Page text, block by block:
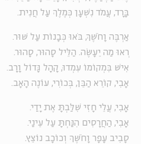
בָּרָד, עֲמֹד נִשְׁעָן כְּמֶלֶךְ עַל חֲנִית.
אַרְבֶּה וָחֹשֶׁךְ, בֹּאוּ כְּבָנוֹת עַל שׁוּר.
רְאוּ מַה יֵעָשֶׂה. הַלֵּיל סָהוּר, סָהוּר.
אִישׁ בִּמְקוֹמוֹ עִמְדוּ, קָהָל גָּדוֹל וָרָב.
אָבִי, קוֹרֵא הַבֵּן, בְּכוֹרִי, עוֹנֶה הָאָב.
אָבִי, עֲלֵי חָזִי שִׁלַּבְתָּ אֶת יָדַי.
אָבִי, הַחֲרָסִים הִנַּחְתָּ עַל עֵינַי.
סָבִיב עָפָר וָחֹשֶׁךְ וְכוֹכָב נוֹצֵץ.